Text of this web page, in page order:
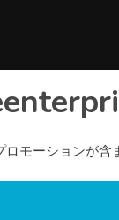
ロモーションが含